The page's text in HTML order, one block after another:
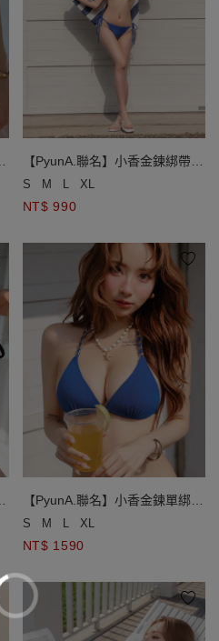
【PyunA.聯名】小香金鍊綁帶低
腰泳褲
S M L XL
NT$ 990
【PyunA.聯名】小香金鍊單綁帶
小巧杯比基尼
S M L XL
NT$ 1590